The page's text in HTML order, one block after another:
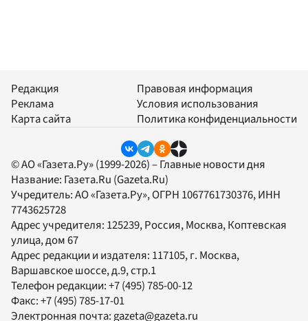
Редакция
Реклама
Карта сайта
Правовая информация
Условия использования
Политика конфиденциальности
© АО «Газета.Ру» (1999-2026) – Главные новости дня
Название: Газета.Ru (Gazeta.Ru)
Учредитель:АО «Газета.Ру», ОГРН 1067761730376, ИНН
7743625728
Адрес учредителя: 125239, Россия, Москва, Коптевская
улица, дом 67
Адрес редакции и издателя: 117105, г. Москва,
Варшавское шоссе, д.9, стр.1
Телефон редакции:+7 (495) 785-00-12
Факс:+7 (495) 785-17-01
Электронная почта:gazeta@gazeta.ru